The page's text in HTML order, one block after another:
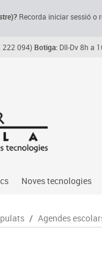
? Recorda iniciar sessió o
222 094)Botiga: Dll-Dv 8h a
Noves tecnologies
Audio
/ Agendes